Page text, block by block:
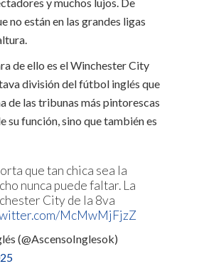
no están en las grandes ligas
de ello es el Winchester City
división del fútbol inglés que
de las tribunas más pintorescas
su función, sino que también es
que tan chica sea la
nunca puede faltar. La
City de la 8va
McMwMjFjzZ
(@AscensoInglesok)